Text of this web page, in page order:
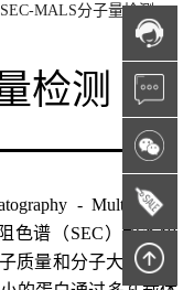
SEC-MALS分子量检测
检测
- Multi-Angle
色谱（SEC）和多角
质量和分子大小的绝